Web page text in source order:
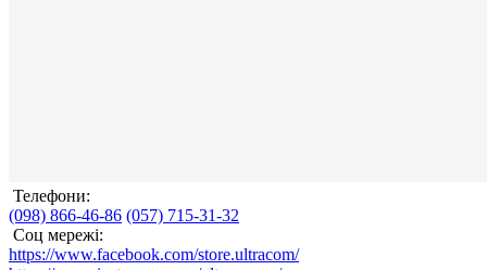
Телефони:
(098) 866-46-86 (057) 715-31-32
Соц мережі:
https://www.facebook.com/store.ultracom/